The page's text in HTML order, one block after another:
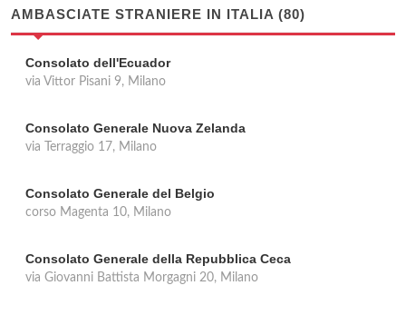
AMBASCIATE STRANIERE IN ITALIA (80)
Consolato dell'Ecuador
via Vittor Pisani 9, Milano
Consolato Generale Nuova Zelanda
via Terraggio 17, Milano
Consolato Generale del Belgio
corso Magenta 10, Milano
Consolato Generale della Repubblica Ceca
via Giovanni Battista Morgagni 20, Milano